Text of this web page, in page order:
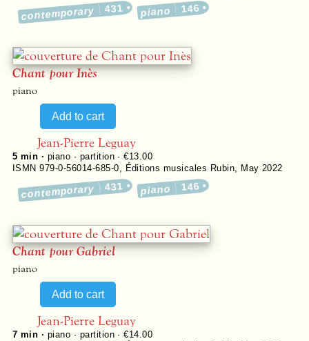
contemporary 431 piano 146
Chant pour Inès
piano
Jean-Pierre Leguay
5 min · piano · partition · €13.00
ISMN 979-0-56014-685-0, Éditions musicales Rubin, May 2022
contemporary 431 piano 146
Chant pour Gabriel
piano
Jean-Pierre Leguay
7 min · piano · partition · €14.00